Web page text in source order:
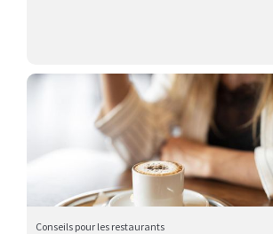
Conseils pour les restaurants